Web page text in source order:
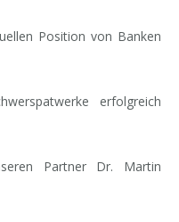
Position von Banken
erfolgreich
Partner Dr. Martin